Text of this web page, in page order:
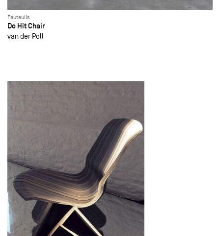
Fauteuils
Do Hit Chair
van der Poll